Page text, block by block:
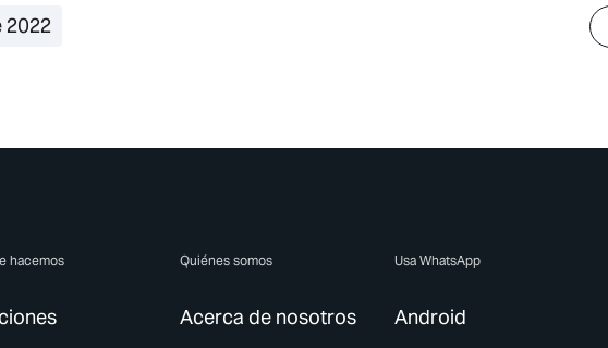
2022
hacemos Quiénes somos
Acerca de nosotros
Usa WhatsApp
Android